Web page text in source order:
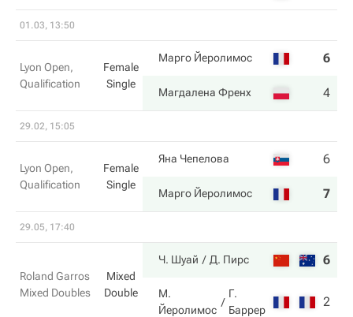
01.03, 13:50
Lyon Open,
Qualification
Female
Single
Марго Йеролимос 6
Магдалена Френх 4
29.02, 15:05
Lyon Open,
Qualification
Female
Single
Яна Чепелова 6
Марго Йеролимос 7
29.05, 17:40
Roland Garros
Mixed Doubles
Mixed
Double
Ч. Шуай Д. Пирс 6
М.
Йеролимос
Г.
Баррер
2